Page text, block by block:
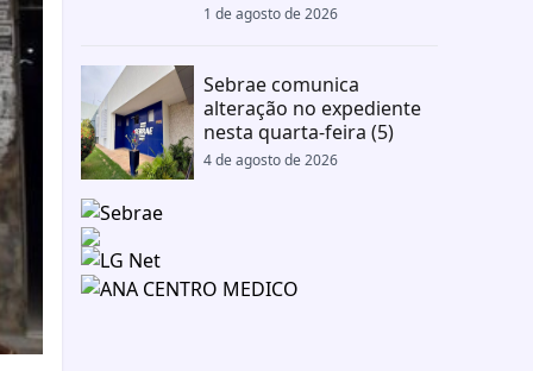
1 de agosto de 2026
Sebrae comunica
alteração no expediente
nesta quarta-feira (5)
4 de agosto de 2026